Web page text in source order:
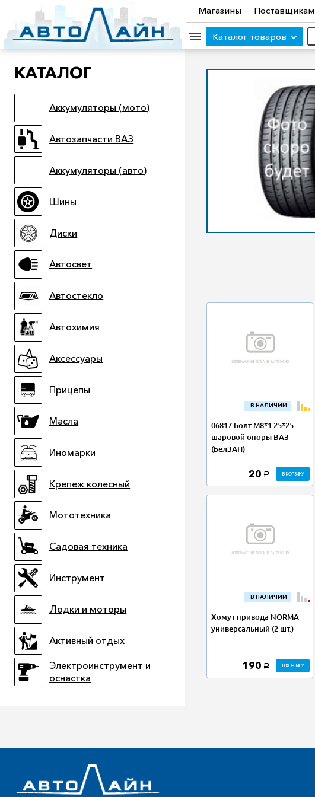
КАТЕГОРИИ ТОВАРОВ
Аккумуляторы (мото) Автозапчасти ВАЗ Аккумуляторы (авто)
Прицепы
Иномарки Мототехника
Электроинструмент и оснастка
Магазины Поставщикам
Каталог товаров
КАТАЛОГ
Аккумуляторы (мото)
Автозапчасти ВАЗ
Аккумуляторы (авто)
Шины
Диски
Автосвет
Автостекло
Автохимия
Аксессуары
Прицепы
Масла
Иномарки
Крепеж колесный
Мототехника
Садовая техника
Инструмент
Лодки и моторы
Активный отдых
Электроинструмент и
оснастка
В НАЛИЧИИ
06817 Болт М8*1.25*25
шаровой опоры ВАЗ
(БелЗАН)
20 a В КОРЗИНУ
В НАЛИЧИИ
Хомут привода NORMA
универсальный (2 шт.)
190 a В КОРЗИНУ